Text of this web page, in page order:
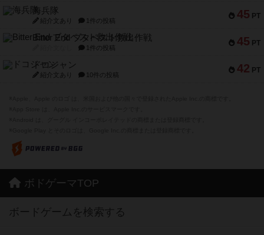
45 PT
海兵隊
紹介文あり 1件の投稿
45 PT
Bitter End ブタペスト救出作戦
1件の投稿
42 PT
ドコジャン
紹介文あり 10件の投稿
ボドゲーマTOP
ボードゲームを検索する